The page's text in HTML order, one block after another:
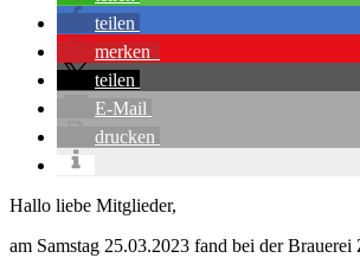
teilen
merken
teilen
E-Mail
drucken
Hallo liebe Mitglieder,
am Samstag 25.03.2023 fand bei der